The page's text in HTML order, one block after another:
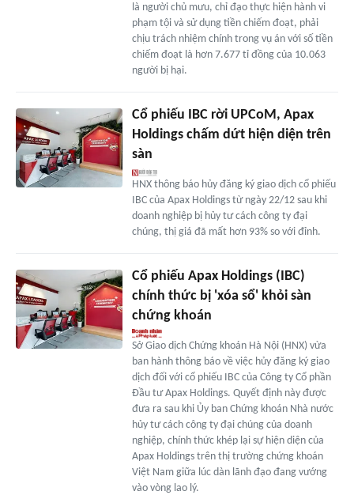
là người chủ mưu, chỉ đạo thực hiện hành vi
phạm tội và sử dụng tiền chiếm đoạt, phải
chịu trách nhiệm chính trong vụ án với số tiền
chiếm đoạt là hơn 7.677 tỉ đồng của 10.063
người bị hại.
Cổ phiếu IBC rời UPCoM, Apax
Holdings chấm dứt hiện diện trên
sàn
HNX thông báo hủy đăng ký giao dịch cổ phiếu
IBC của Apax Holdings từ ngày 22/12 sau khi
doanh nghiệp bị hủy tư cách công ty đại
chúng, thị giá đã mất hơn 93% so với đỉnh.
Cổ phiếu Apax Holdings (IBC)
chính thức bị 'xóa sổ' khỏi sàn
chứng khoán
Sở Giao dịch Chứng khoán Hà Nội (HNX) vừa
ban hành thông báo về việc hủy đăng ký giao
dịch đối với cổ phiếu IBC của Công ty Cổ phần
Đầu tư Apax Holdings. Quyết định này được
đưa ra sau khi Ủy ban Chứng khoán Nhà nước
hủy tư cách công ty đại chúng của doanh
nghiệp, chính thức khép lại sự hiện diện của
Apax Holdings trên thị trường chứng khoán
Việt Nam giữa lúc dàn lãnh đạo đang vướng
vào vòng lao lý.